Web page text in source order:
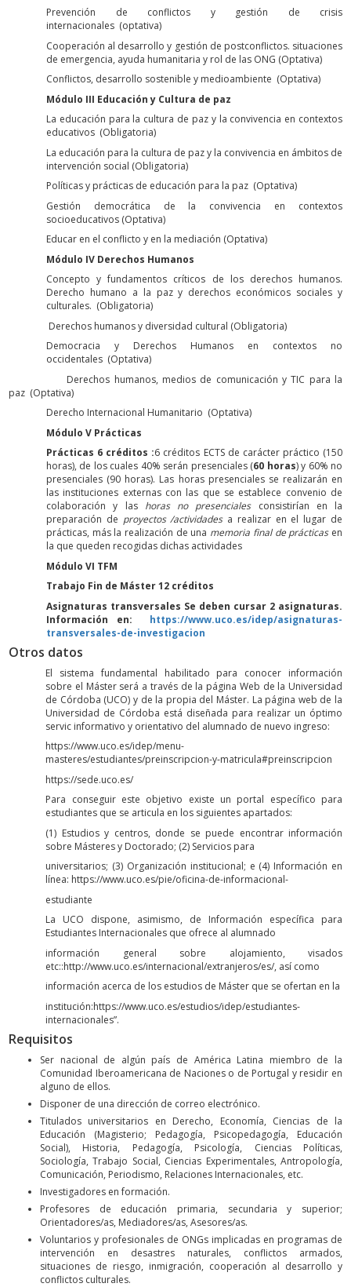
Prevención de conflictos y gestión de crisis
internacionales (optativa)
Cooperación al desarrollo y gestión de postconflictos. situaciones
de emergencia, ayuda humanitaria y rol de las ONG (Optativa)
Conflictos, desarrollo sostenible y medioambiente (Optativa)
Módulo III Educación y Cultura de paz
La educación para la cultura de paz y la convivencia en contextos
educativos (Obligatoria)
La educación para la cultura de paz y la convivencia en ámbitos de
intervención social (Obligatoria)
Políticas y prácticas de educación para la paz (Optativa)
Gestión democrática de la convivencia en contextos
socioeducativos (Optativa)
Educar en el conflicto y en la mediación (Optativa)
Módulo IV Derechos Humanos
Concepto y fundamentos críticos de los derechos humanos.
Derecho humano a la paz y derechos económicos sociales y
culturales. (Obligatoria)
Derechos humanos y diversidad cultural (Obligatoria)
Democracia y Derechos Humanos en contextos no
occidentales (Optativa)
Derechos humanos, medios de comunicación y TIC para la
paz (Optativa)
Derecho Internacional Humanitario (Optativa)
Módulo V Prácticas
Prácticas 6 créditos :6 créditos ECTS de carácter práctico (150
horas), de los cuales 40% serán presenciales (60 horas) y 60% no
presenciales (90 horas). Las horas presenciales se realizarán en
las instituciones externas con las que se establece convenio de
colaboración y las horas no presencialesconsistirían en la
preparación de proyectos /actividadesa realizar en el lugar de
prácticas, más la realización de una memoria final de prácticasen
la que queden recogidas dichas actividades
Módulo VI TFM
Trabajo Fin de Máster 12 créditos
Asignaturas transversales Se deben cursar 2 asignaturas.
Información en:
https://www.uco.es/idep/asignaturas-
transversales-de-investigacion
Otros datos
El sistema fundamental habilitado para conocer información
sobre el Máster será a través de la página Web de la Universidad
de Córdoba (UCO) y de la propia del Máster. La página web de la
Universidad de Córdoba está diseñada para realizar un óptimo
servic informativo y orientativo del alumnado de nuevo ingreso:
https://www.uco.es/idep/menu-
masteres/estudiantes/preinscripcion-y-matricula#preinscripcion
https://sede.uco.es/
Para conseguir este objetivo existe un portal específico para
estudiantes que se articula en los siguientes apartados:
(1) Estudios y centros, donde se puede encontrar información
sobre Másteres y Doctorado; (2) Servicios para
universitarios; (3) Organización institucional; e (4) Información en
línea: https://www.uco.es/pie/oficina-de-informacional-
estudiante
La UCO dispone, asimismo, de Información específica para
Estudiantes Internacionales que ofrece al alumnado
información general sobre alojamiento, visados
etc::http://www.uco.es/internacional/extranjeros/es/, así como
información acerca de los estudios de Máster que se ofertan en la
institución:https://www.uco.es/estudios/idep/estudiantes-
internacionales”.
Requisitos
Ser nacional de algún país de América Latina miembro de la
Comunidad Iberoamericana de Naciones o de Portugal y residir en
alguno de ellos.
Disponer de una dirección de correo electrónico.
Titulados universitarios en Derecho, Economía, Ciencias de la
Educación (Magisterio; Pedagogía, Psicopedagogía, Educación
Social), Historia, Pedagogía, Psicología, Ciencias Políticas,
Sociología, Trabajo Social, Ciencias Experimentales, Antropología,
Comunicación, Periodismo, Relaciones Internacionales, etc.
Investigadores en formación.
Profesores de educación primaria, secundaria y superior;
Orientadores/as, Mediadores/as, Asesores/as.
Voluntarios y profesionales de ONGs implicadas en programas de
intervención en desastres naturales, conflictos armados,
situaciones de riesgo, inmigración, cooperación al desarrollo y
conflictos culturales.